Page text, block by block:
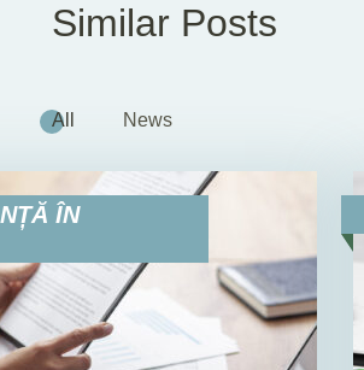
Similar Posts
All News
ÎN